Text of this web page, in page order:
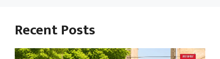
Recent Posts